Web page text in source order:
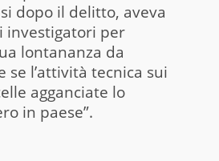
dopo il delitto, aveva
investigatori per
lontananza da
se l’attività tecnica sui
agganciate lo
in paese”.